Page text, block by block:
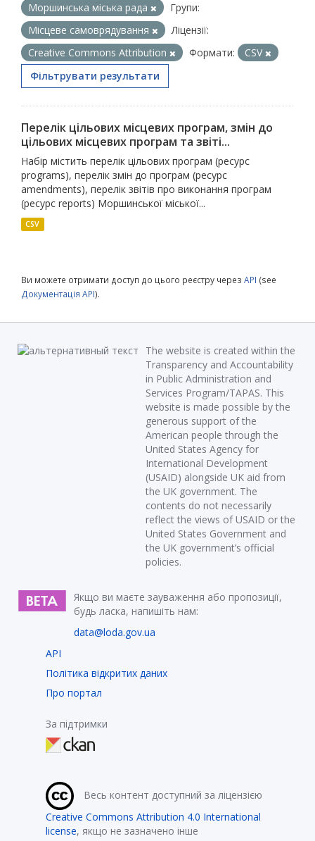
Моршинська міська рада
Групи:
Місцеве самоврядування
Ліцензії:
Creative Commons Attribution
Формати:
CSV
Фільтрувати результати
Перелік цільових місцевих програм, змін до
цільових місцевих програм та звіті...
Набір містить перелік цільових програм (ресурс
programs), перелік змін до програм (ресурс
amendments), перелік звітів про виконання програм
(ресурс reports) Моршинської міської...
CSV
Ви можете отримати доступ до цього реєстру через API (see
Документація API).
The website is created within the
Transparency and Accountability
in Public Administration and
Services Program/TAPAS. This
website is made possible by the
generous support of the
American people through the
United States Agency for
International Development
(USAID) alongside UK aid from
the UK government. The
contents do not necessarily
reflect the views of USAID or the
United States Government and
the UK government’s official
policies.
Якщо ви маєте зауваження або пропозиції,
будь ласка, напишіть нам:
data@loda.gov.ua
API
Політика відкритих даних
Про портал
За підтримки
Весь контент доступний за ліцензією
Creative Commons Attribution 4.0 International
license, якщо не зазначено інше